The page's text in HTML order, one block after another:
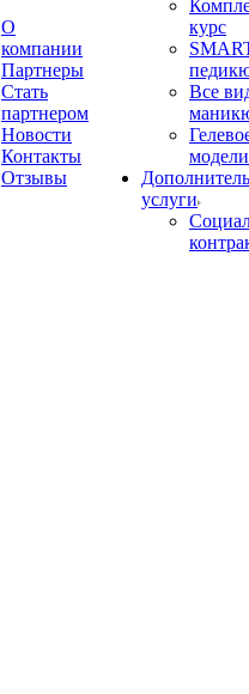
О
компании
Партнеры
Стать
партнером
Новости
Контакты
Отзывы
курс
Все
услуги